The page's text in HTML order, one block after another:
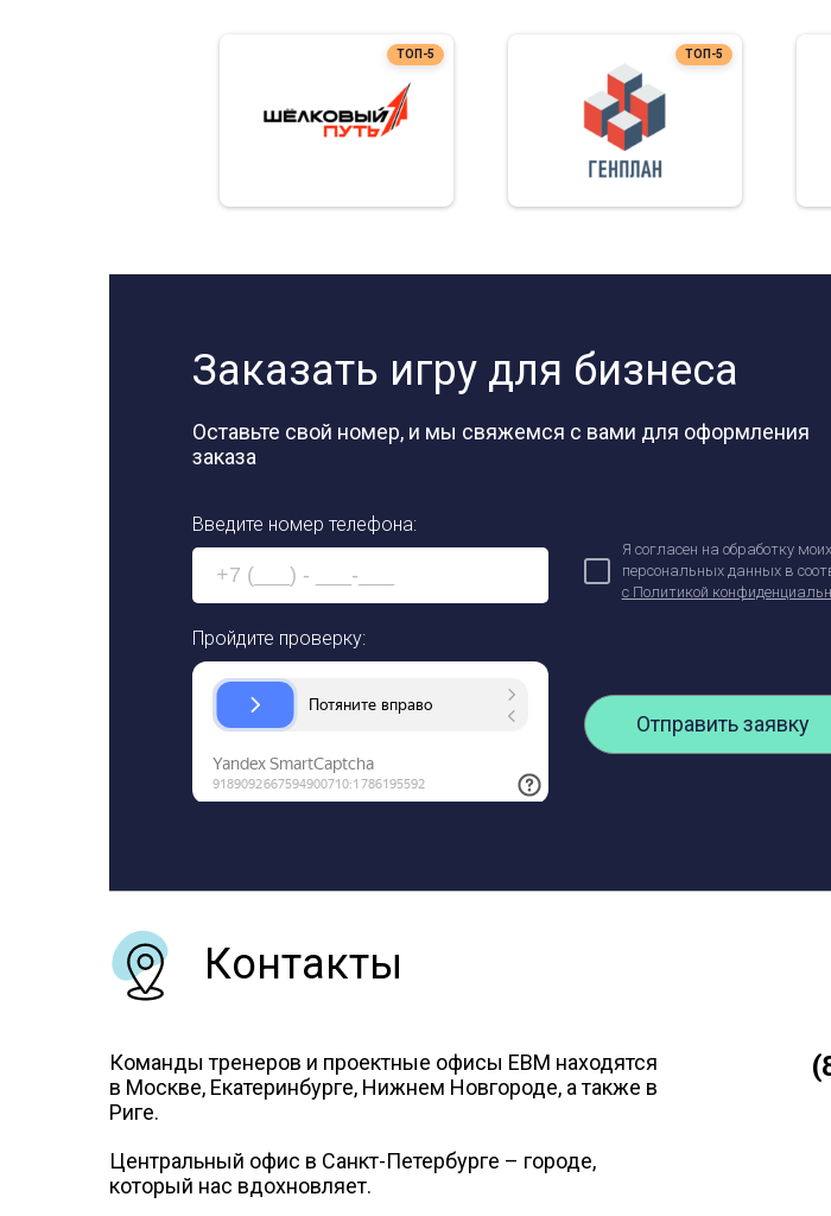
ТОП-5 ТОП-5
Заказать игру для бизнеса
Оставьте свой номер, и мы свяжемся с вами для оформления
заказа
Введите номер телефона:
Я согласен на обработку моих
персональных данных в
с Политикой
Пройдите проверку:
Отправить заявку
Ваша заявка
Контакты
Команды тренеров и проектные офисы ЕВМ находятся
в Москве, Екатеринбурге, Нижнем Новгороде, а также в
Риге.
Центральный офис в Санкт-Петербурге – городе,
который нас вдохновляет.